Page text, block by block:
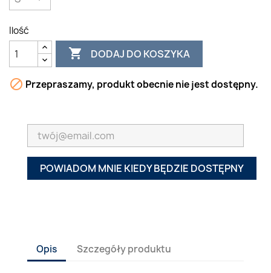
Ilość
 DODAJ DO KOSZYKA
 Przepraszamy, produkt obecnie nie jest dostępny.
POWIADOM MNIE KIEDY BĘDZIE DOSTĘPNY
Opis Szczegóły produktu